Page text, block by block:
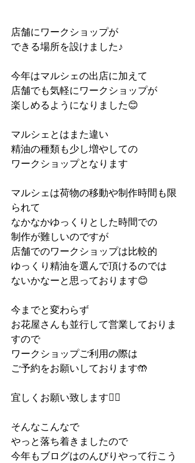
店舗にワークショップが
できる場所を設けました♪
今年はマルシェの出店に加えて
店舗でも気軽にワークショップが
楽しめるようになりました😊
マルシェとはまた違い
精油の種類も少し増やしての
ワークショップとなります
マルシェは荷物の移動や制作時間も限
られて
なかなかゆっくりとした時間での
制作が難しいのですが
店舗でのワークショップは比較的
ゆっくり精油を選んで頂けるのでは
ないかなーと思っております😊
今までと変わらず
お花屋さんも並行して営業しておりま
すので
ワークショップご利用の際は
ご予約をお願いしております🤲
宜しくお願い致します🙇‍♀️
そんなこんなで
やっと落ち着きましたので
今年もブログはのんびりやって行こう